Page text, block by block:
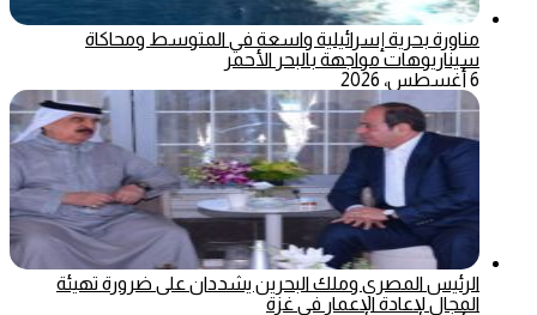
مناورة بحرية إسرائيلية واسعة في المتوسط ومحاكاة
سيناريوهات مواجهة بالبحر الأحمر
6 أغسطس، 2026
الرئيس المصري وملك البحرين يشددان على ضرورة تهيئة
المجال لإعادة الإعمار في غزة